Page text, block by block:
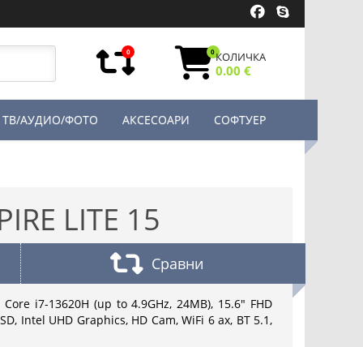
0 0КОЛИЧКА
0.00 €
ТВ/АУДИО/ФОТО АКСЕСОАРИ СОФТУЕР
LITE 15
Сравни
i7-13620H (up to 4.9GHz, 24MB), 15.6" FHD
Intel UHD Graphics, HD Cam, WiFi 6 ax, BT 5.1,